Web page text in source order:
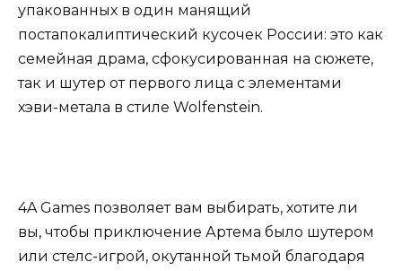
упакованных в один манящий
постапокалиптический кусочек России: это как
семейная драма, сфокусированная на сюжете,
так и шутер от первого лица с элементами
хэви-метала в стиле Wolfenstein.
4A Games позволяет вам выбирать, хотите ли
вы, чтобы приключение Артема было шутером
или стелс-игрой, окутанной тьмой благодаря